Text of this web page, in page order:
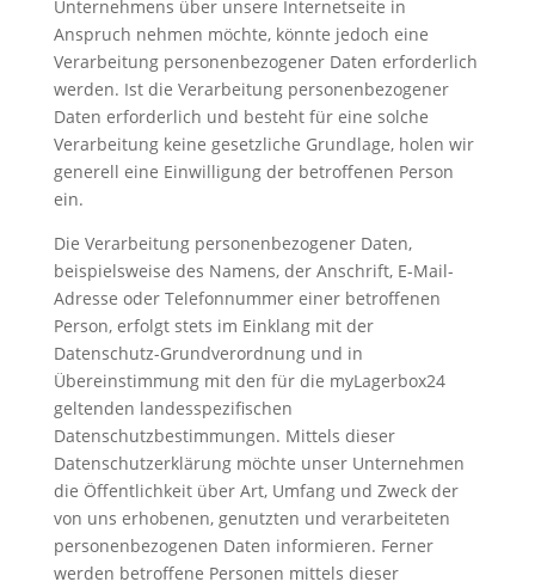
Unternehmens über unsere Internetseite in
Anspruch nehmen möchte, könnte jedoch eine
Verarbeitung personenbezogener Daten erforderlich
werden. Ist die Verarbeitung personenbezogener
Daten erforderlich und besteht für eine solche
Verarbeitung keine gesetzliche Grundlage, holen wir
generell eine Einwilligung der betroffenen Person
ein.
Die Verarbeitung personenbezogener Daten,
beispielsweise des Namens, der Anschrift, E-Mail-
Adresse oder Telefonnummer einer betroffenen
Person, erfolgt stets im Einklang mit der
Datenschutz-Grundverordnung und in
Übereinstimmung mit den für die myLagerbox24
geltenden landesspezifischen
Datenschutzbestimmungen. Mittels dieser
Datenschutzerklärung möchte unser Unternehmen
die Öffentlichkeit über Art, Umfang und Zweck der
von uns erhobenen, genutzten und verarbeiteten
personenbezogenen Daten informieren. Ferner
werden betroffene Personen mittels dieser